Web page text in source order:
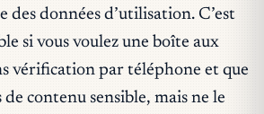
des données d’utilisation. C’est
si vous voulez une boîte aux
vérification par téléphone et que
contenu sensible, mais ne le